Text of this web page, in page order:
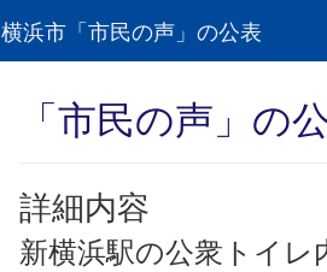
横浜市「市民の声」の公表
「市民の声」の
詳細内容
新横浜駅の公衆トイ